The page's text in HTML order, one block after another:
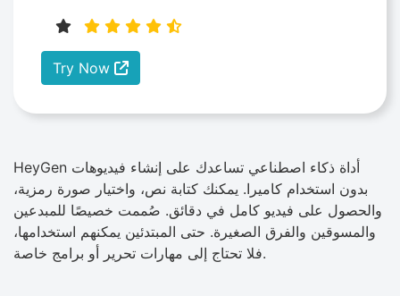
Try Now
HeyGen أداة ذكاء اصطناعي تساعدك على إنشاء فيديوهات
بدون استخدام كاميرا. يمكنك كتابة نص، واختيار صورة رمزية،
والحصول على فيديو كامل في دقائق. صُممت خصيصًا للمبدعين
والمسوقين والفرق الصغيرة. حتى المبتدئين يمكنهم استخدامها،
فلا تحتاج إلى مهارات تحرير أو برامج خاصة.